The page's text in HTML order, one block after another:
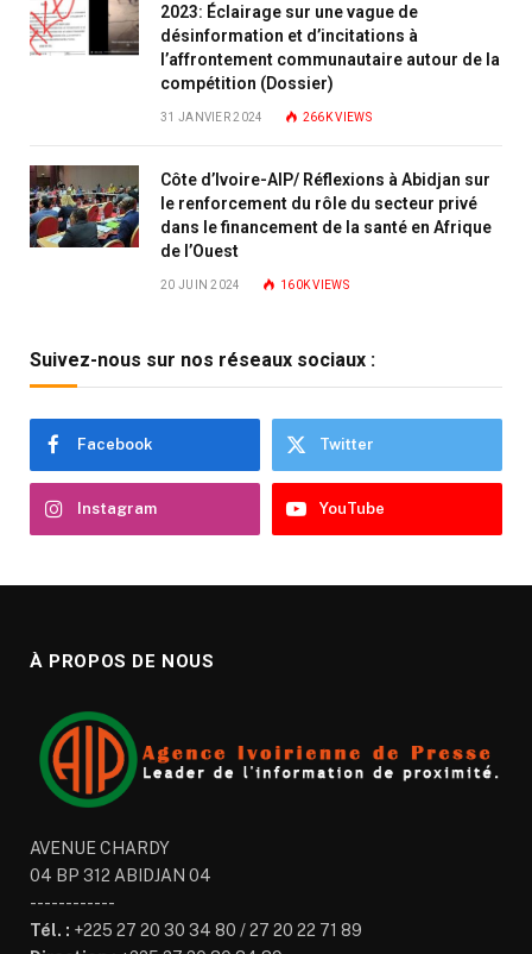
2023: Éclairage sur une vague de
désinformation et d’incitations à
l’affrontement communautaire autour de la
compétition (Dossier)
31 JANVIER 2024 266KVIEWS
Côte d’Ivoire-AIP/ Réflexions à Abidjan sur
le renforcement du rôle du secteur privé
dans le financement de la santé en Afrique
de l’Ouest
20 JUIN 2024 160KVIEWS
Suivez-nous sur nos réseaux sociaux :
Facebook Twitter
Instagram YouTube
À PROPOS DE NOUS
AVENUE CHARDY
04 BP 312 ABIDJAN 04
------------
Tél. : +225 27 20 30 34 80 / 27 20 22 71 89